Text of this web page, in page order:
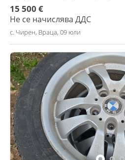
15 500 €
Не се начислява ДДС
с. Чирен, Враца, 09 юли